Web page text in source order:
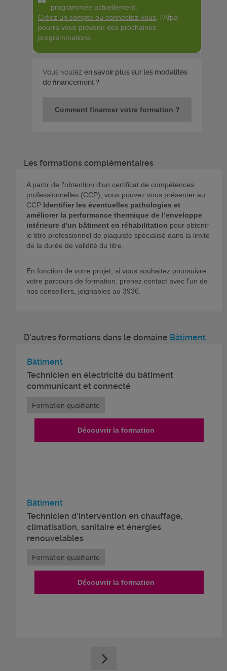
programmée actuellement.
Créez un compte ou connectez-vous , l'Afpa
pourra vous prévenir des prochaines
programmations.
Vous voulez en savoir plus sur les modalités
de financement ?
Comment financer votre formation ?
Les formations complémentaires
A partir de l'obtention d'un certificat de compétences
professionnelles (CCP), vous pouvez vous présenter au
CCP Identifier les éventuelles pathologies et
améliorer la performance thermique de l’enveloppe
intérieure d'un bâtiment en réhabilitation pour obtenir
le titre professionnel de plaquiste spécialisé dans la limite
de la durée de validité du titre.
En fonction de votre projet, si vous souhaitez poursuivre
votre parcours de formation, prenez contact avec l’un de
nos conseillers, joignables au 3936.
D'autres formations dans le domaine Bâtiment
Bâtiment
Technicien en électricité du bâtiment
communicant et connecté
Formation qualifiante
Découvrir la formation
Bâtiment
Technicien d'intervention en chauffage,
climatisation, sanitaire et énergies
renouvelables
Formation qualifiante
Découvrir la formation